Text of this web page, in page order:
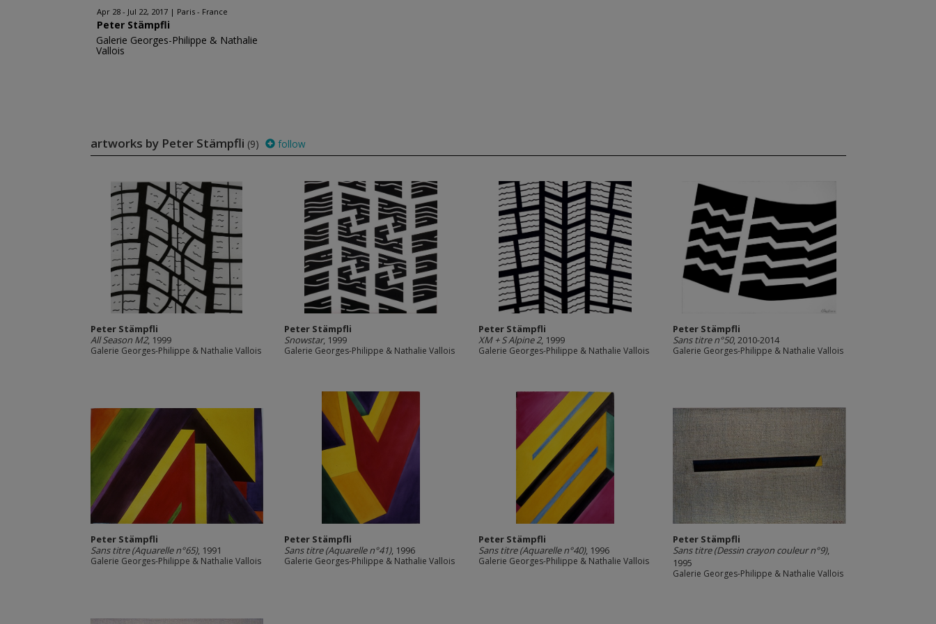
Apr 28 - Jul 22, 2017 Paris - France
Peter Stämpfli
Galerie Georges-Philippe & Nathalie
Vallois
artworks by Peter Stämpfli (9) follow
Peter Stämpfli
All Season M2, 1999
Galerie Georges-Philippe & Nathalie Vallois
Peter Stämpfli
Snowstar, 1999
Galerie Georges-Philippe & Nathalie Vallois
Peter Stämpfli
XM + S Alpine 2, 1999
Galerie Georges-Philippe & Nathalie Vallois
Peter Stämpfli
Sans titre n°50, 2010-2014
Galerie Georges-Philippe & Nathalie Vallois
Peter Stämpfli
Sans titre (Aquarelle n°65), 1991
Galerie Georges-Philippe & Nathalie Vallois
Peter Stämpfli
Sans titre (Aquarelle n°41), 1996
Galerie Georges-Philippe & Nathalie Vallois
Peter Stämpfli
Sans titre (Aquarelle n°40), 1996
Galerie Georges-Philippe & Nathalie Vallois
Peter Stämpfli
Sans titre (Dessin crayon couleur n°9),
1995
Galerie Georges-Philippe & Nathalie Vallois